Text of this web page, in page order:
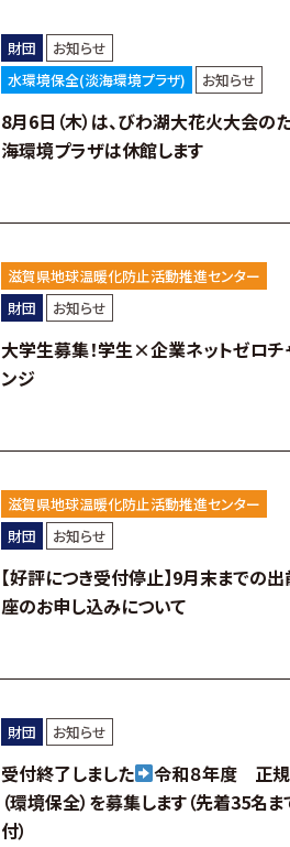
財団
お知らせ
水環境保全(淡海環境プラザ)
お知らせ
8月6日（木）は、びわ湖大花火大会の
海環境プラザは休館します
滋賀県地球温暖化防止活動推進センター
財団
お知らせ
大学生募集！学生×企業ネットゼロチ
ンジ
滋賀県地球温暖化防止活動推進センター
財団
お知らせ
【好評につき受付停止】9月末までの
座のお申し込みについて
財団 お知らせ
受付終了しました
令和８年度 正
（環境保全）を募集します（先着35名
付）